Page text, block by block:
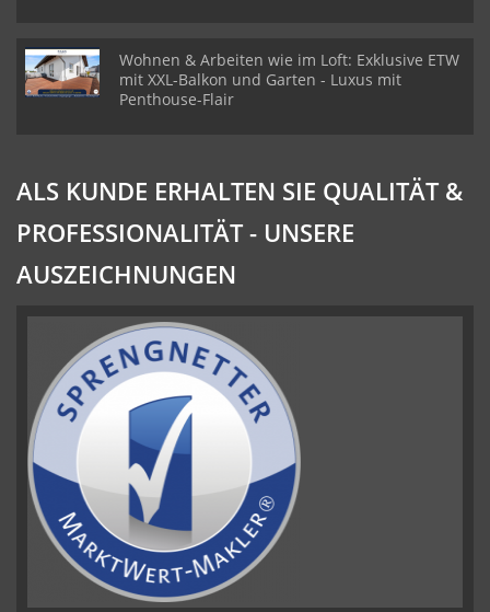
Wohnen & Arbeiten wie im Loft: Exklusive ETW
mit XXL-Balkon und Garten - Luxus mit
Penthouse-Flair
ALS KUNDE ERHALTEN SIE QUALITÄT &
PROFESSIONALITÄT - UNSERE
AUSZEICHNUNGEN